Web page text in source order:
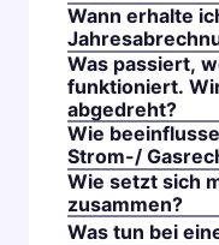
Wann erhalte
Was passiert,
funktioniert.
abgedreht?
Wie
Strom-/
Wie setzt sich
zusammen?
Was tun bei